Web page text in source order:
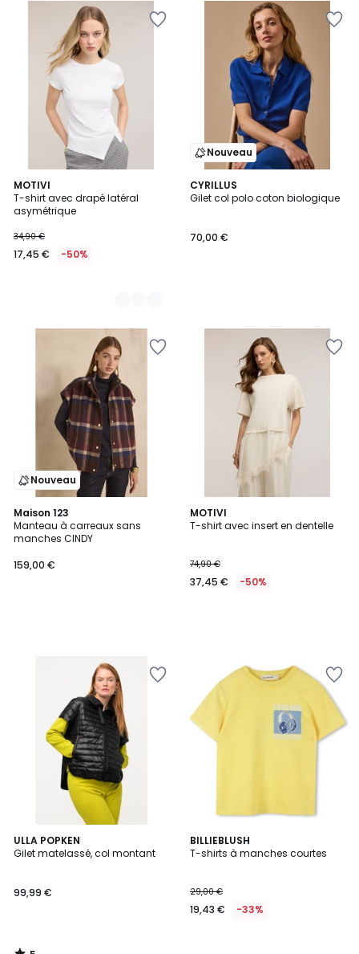
MOTIVI
T-shirt avec drapé latéral
asymétrique
34,90 €
17,45 € -50%
4
Couleurs
Nouveau
CYRILLUS
Gilet col polo coton biologique
70,00 €
Nouveau
Maison 123
Manteau à carreaux sans
manches CINDY
159,00 €
MOTIVI
T-shirt avec insert en dentelle
74,90 €
37,45 € -50%
ULLA POPKEN
Gilet matelassé, col montant
99,99 €
5
/
BILLIEBLUSH
T-shirts à manches courtes
29,00 €
19,43 € -33%